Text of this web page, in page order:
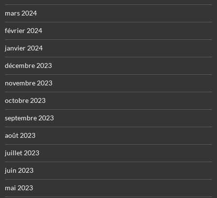
mars 2024
février 2024
janvier 2024
décembre 2023
novembre 2023
octobre 2023
septembre 2023
août 2023
juillet 2023
juin 2023
mai 2023